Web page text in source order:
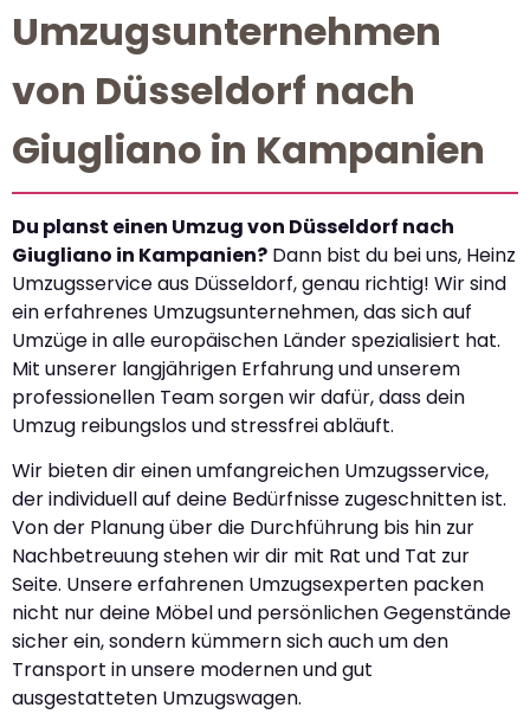
Umzugsunternehmen
von Düsseldorf nach
Giugliano in Kampanien
Du planst einen Umzug von Düsseldorf nach
Giugliano in Kampanien? Dann bist du bei uns, Heinz
Umzugsservice aus Düsseldorf, genau richtig! Wir sind
ein erfahrenes Umzugsunternehmen, das sich auf
Umzüge in alle europäischen Länder spezialisiert hat.
Mit unserer langjährigen Erfahrung und unserem
professionellen Team sorgen wir dafür, dass dein
Umzug reibungslos und stressfrei abläuft.
Wir bieten dir einen umfangreichen Umzugsservice,
der individuell auf deine Bedürfnisse zugeschnitten ist.
Von der Planung über die Durchführung bis hin zur
Nachbetreuung stehen wir dir mit Rat und Tat zur
Seite. Unsere erfahrenen Umzugsexperten packen
nicht nur deine Möbel und persönlichen Gegenstände
sicher ein, sondern kümmern sich auch um den
Transport in unsere modernen und gut
ausgestatteten Umzugswagen.